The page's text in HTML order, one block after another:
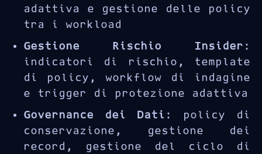
adattiva e gestione delle policy
tra i workload
Gestione Rischio Insider :
indicatori di rischio, template
di policy, workflow di indagine
e trigger di protezione adattiva
Governance dei Dati : policy di
conservazione, gestione dei
record, gestione del ciclo di